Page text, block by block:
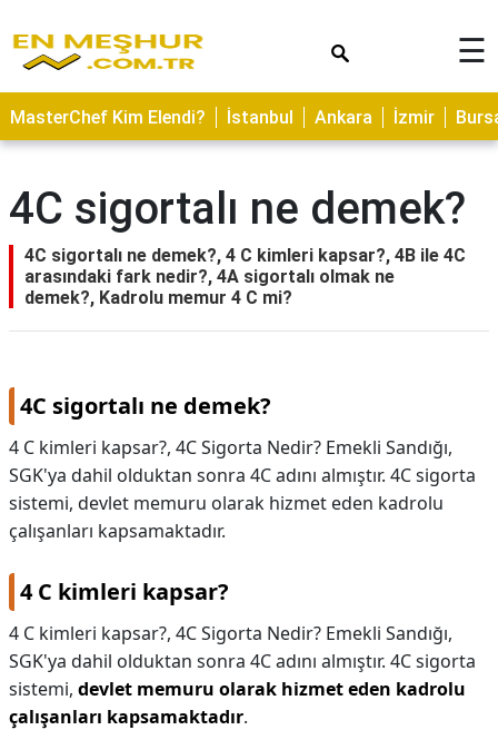
ASTROLOJİ
SAĞLIK
TARİFLERİ
GEZİLECEK
YERLER
ALANLARI
HAMİLELİK
KAPLICALAR
İLETİŞİM
☰
MasterChef Kim Elendi? İstanbul Ankara İzmir
4C sigortalı ne demek?
4C sigortalı ne demek?, 4 C kimleri kapsar?, 4B ile 4C
arasındaki fark nedir?, 4A sigortalı olmak ne
demek?, Kadrolu memur 4 C mi?
4C sigortalı ne demek?
4 C kimleri kapsar?, 4C Sigorta Nedir? Emekli Sandığı,
SGK'ya dahil olduktan sonra 4C adını almıştır. 4C sigorta
sistemi, devlet memuru olarak hizmet eden kadrolu
çalışanları kapsamaktadır.
4 C kimleri kapsar?
4 C kimleri kapsar?, 4C Sigorta Nedir? Emekli Sandığı,
SGK'ya dahil olduktan sonra 4C adını almıştır. 4C sigorta
sistemi, devlet memuru olarak hizmet eden kadrolu
çalışanları kapsamaktadır.